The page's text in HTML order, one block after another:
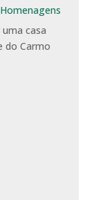
Homenagens
casa
do Carmo